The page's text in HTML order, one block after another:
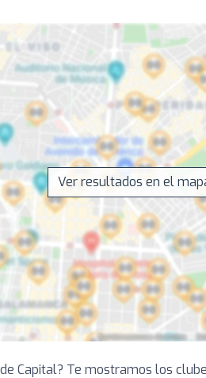
Ver resultados en el
Capital? Te mostramos los